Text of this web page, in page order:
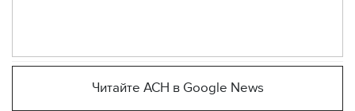
Читайте АСН в Google News